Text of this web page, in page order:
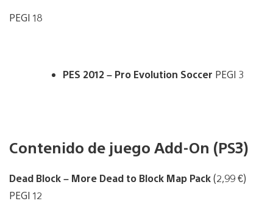
PEGI 18
PES 2012 – Pro Evolution Soccer PEGI 3
Contenido de juego Add-On (PS3)
Dead Block – More Dead to Block Map Pack(2,99 €)
PEGI 12